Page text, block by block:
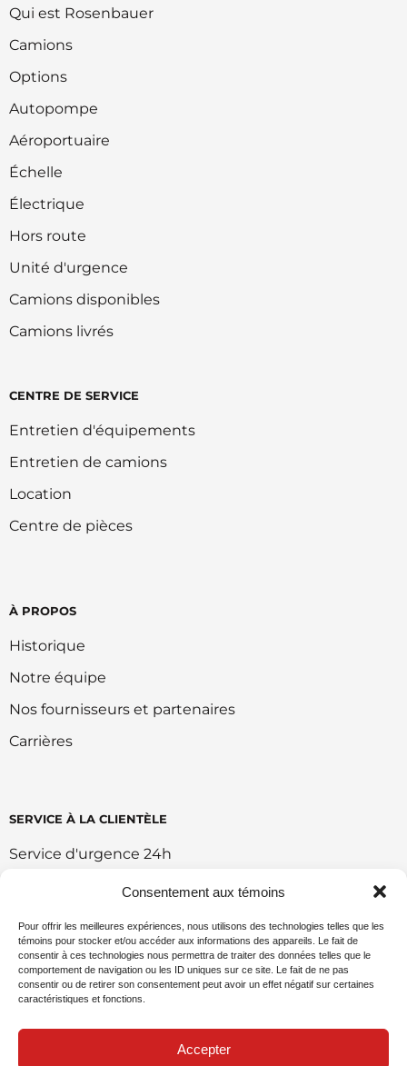
Consentement aux témoins
Pour offrir les meilleures expériences, nous utilisons des technologies telles que les
témoins pour stocker et/ou accéder aux informations des appareils. Le fait de
consentir à ces technologies nous permettra de traiter des données telles que le
comportement de navigation ou les ID uniques sur ce site. Le fait de ne pas
consentir ou de retirer son consentement peut avoir un effet négatif sur certaines
caractéristiques et fonctions.
Accepter
Qui est Rosenbauer
Camions
Options
Autopompe
Aéroportuaire
Échelle
Électrique
Hors route
Unité d'urgence
Camions disponibles
Camions livrés
CENTRE DE SERVICE
Entretien d'équipements
Entretien de camions
Location
Centre de pièces
À PROPOS
Historique
Notre équipe
Nos fournisseurs et partenaires
Carrières
SERVICE À LA CLIENTÈLE
Service d'urgence 24h
Retour et échange
Politique de vente en ligne
Politique environnemental